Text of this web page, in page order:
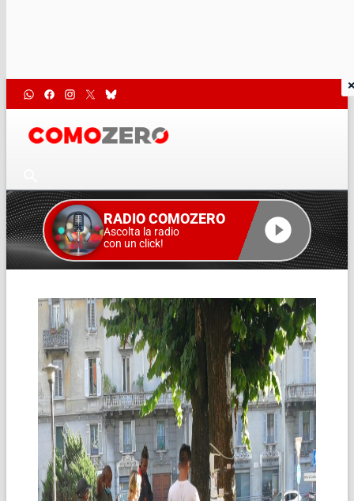
RADIO COMOZERO
Ascolta la radio
con un click!